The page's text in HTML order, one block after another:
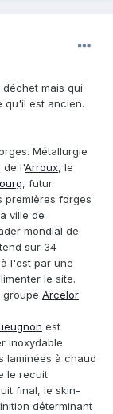
mais qui
qu'il est ancien.
Métallurgie
de l'Arroux, le
, futur
premières forges
ville de
mondial de
sur 34
l'est par une
le site.
groupe Arcelor
est
inoxydable
laminées à chaud
le recuit
final, le skin-
déterminant